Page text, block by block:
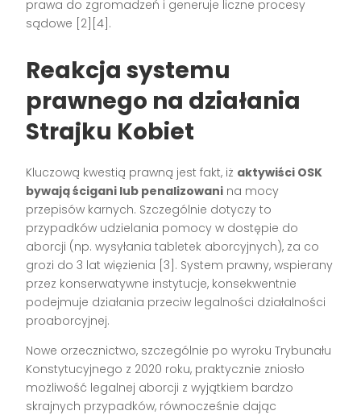
prawa do zgromadzeń i generuje liczne procesy
sądowe [2][4] .
Reakcja systemu
prawnego na działania
Strajku Kobiet
Kluczową kwestią prawną jest fakt, iż aktywiści OSK
bywają ścigani lub penalizowani na mocy
przepisów karnych. Szczególnie dotyczy to
przypadków udzielania pomocy w dostępie do
aborcji (np. wysyłania tabletek aborcyjnych), za co
grozi do 3 lat więzienia [3] . System prawny, wspierany
przez konserwatywne instytucje, konsekwentnie
podejmuje działania przeciw legalności działalności
proaborcyjnej.
Nowe orzecznictwo, szczególnie po wyroku Trybunału
Konstytucyjnego z 2020 roku, praktycznie zniosło
możliwość legalnej aborcji z wyjątkiem bardzo
skrajnych przypadków, równocześnie dając